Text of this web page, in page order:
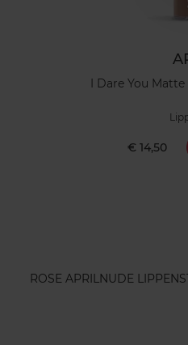
I Dare You
€ 14,50
ROSE APRIL NUDE